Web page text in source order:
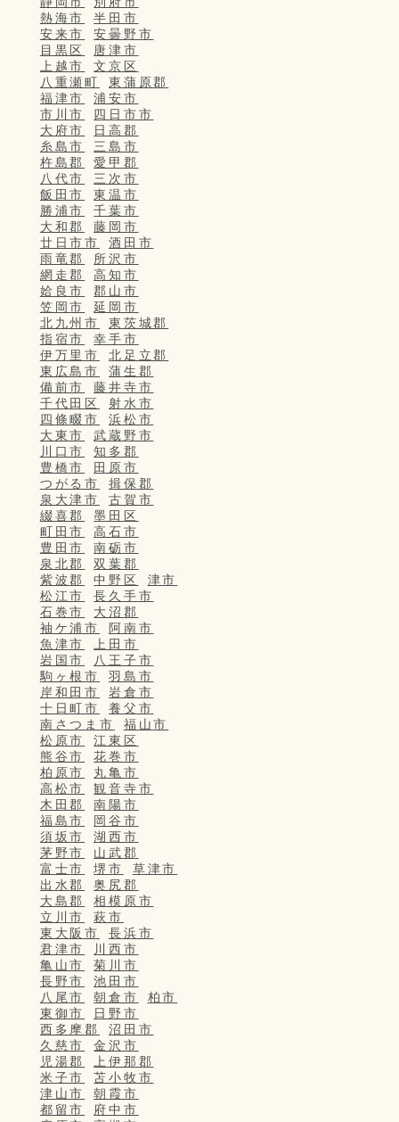
熱海市
半田市
安来市
安曇野市
目黒区
唐津市
上越市
文京区
八重瀬町
東蒲原郡
福津市
浦安市
市川市
四日市市
大府市
日高郡
糸島市
三島市
杵島郡
愛甲郡
八代市
三次市
飯田市
東温市
勝浦市
千葉市
大和郡
藤岡市
廿日市市
酒田市
雨竜郡
所沢市
網走郡
高知市
姶良市
郡山市
笠岡市
延岡市
北九州市
東茨城郡
指宿市
幸手市
伊万里市
北足立郡
東広島市
蒲生郡
備前市
藤井寺市
千代田区
射水市
四條畷市
浜松市
大東市
武蔵野市
川口市
知多郡
豊橋市
田原市
つがる市
揖保郡
泉大津市
古賀市
綴喜郡
墨田区
町田市
高石市
豊田市
南砺市
泉北郡
双葉郡
紫波郡
中野区
津市
松江市
長久手市
石巻市
大沼郡
袖ケ浦市
阿南市
魚津市
上田市
岩国市
八王子市
駒ヶ根市
羽島市
岸和田市
岩倉市
十日町市
養父市
南さつま市
福山市
松原市
江東区
熊谷市
花巻市
柏原市
丸亀市
高松市
観音寺市
木田郡
南陽市
福島市
岡谷市
須坂市
湖西市
茅野市
山武郡
富士市
堺市
草津市
出水郡
奥尻郡
大島郡
相模原市
立川市
萩市
東大阪市
長浜市
君津市
川西市
亀山市
菊川市
長野市
池田市
八尾市
朝倉市
柏市
東御市
日野市
西多摩郡
沼田市
久慈市
金沢市
児湯郡
上伊那郡
米子市
苫小牧市
津山市
朝霞市
都留市
府中市